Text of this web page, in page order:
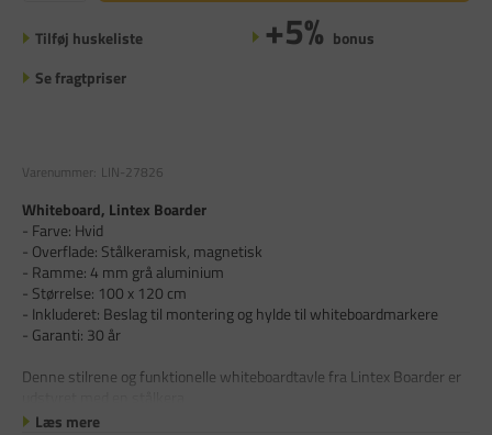
Tilføj huskeliste +5% bonus
Se fragtpriser
Varenummer: LIN-27826
Whiteboard, Lintex Boarder
- Farve: Hvid
- Overflade: Stålkeramisk, magnetisk
- Ramme: 4 mm grå aluminium
- Størrelse: 100 x 120 cm
- Inkluderet: Beslag til montering og hylde til whiteboardmarkere
- Garanti: 30 år
Denne stilrene og funktionelle whiteboardtavle fra Lintex Boarder er
Læs mere